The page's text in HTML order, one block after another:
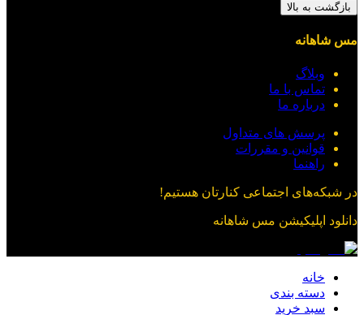
بازگشت به بالا
مس شاهانه
وبلاگ
تماس با ما
درباره ما
پرسش های متداول
قوانین و مقررات
راهنما
در شبکه‌های اجتماعی کنارتان هستیم!
دانلود اپلیکیشن مس شاهانه
خانه
دسته بندی
سبد خرید